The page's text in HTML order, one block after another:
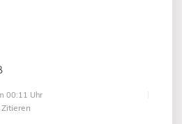
00:11 Uhr
Zitieren